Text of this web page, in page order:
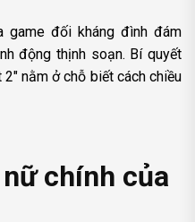
đối kháng đình đám
động thịnh soạn. Bí quyết
nằm ở chỗ biết cách chiều
chính của